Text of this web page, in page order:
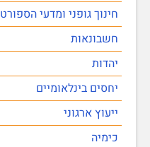
חינוך גופני ומדעי הספורט
חשבונאות
יהדות
יחסים בינלאומיים
ייעוץ ארגוני
כימיה